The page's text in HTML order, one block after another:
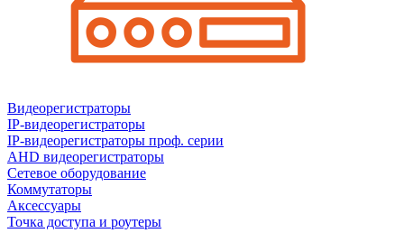
Видеорегистраторы
IP-видеорегистраторы
IP-видеорегистраторы проф. серии
AHD видеорегистраторы
Сетевое оборудование
Коммутаторы
Аксессуары
Точка доступа и роутеры